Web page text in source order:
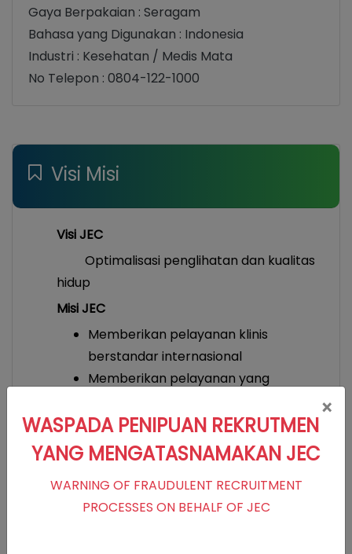
Gaya Berpakaian : Seragam
Bahasa yang Digunakan : Indonesia
Industri : Kesehatan / Medis Mata
No Telepon : 0804-122-1000
Visi Misi
Visi JEC
Optimalisasi penglihatan dan kualitas
hidup
Misi JEC
Memberikan pelayanan klinis
berstandar internasional
Memberikan pelayanan yang
Menerapkan teknologi mutakhir dan
terpercaya
Mengembangkan kompetensi dokter
dan staf, melalui riset dan pendidikan
×
WASPADA PENIPUAN REKRUTMEN
YANG MENGATASNAMAKAN JEC
WARNING OF FRAUDULENT RECRUITMENT
PROCESSES ON BEHALF OF JEC